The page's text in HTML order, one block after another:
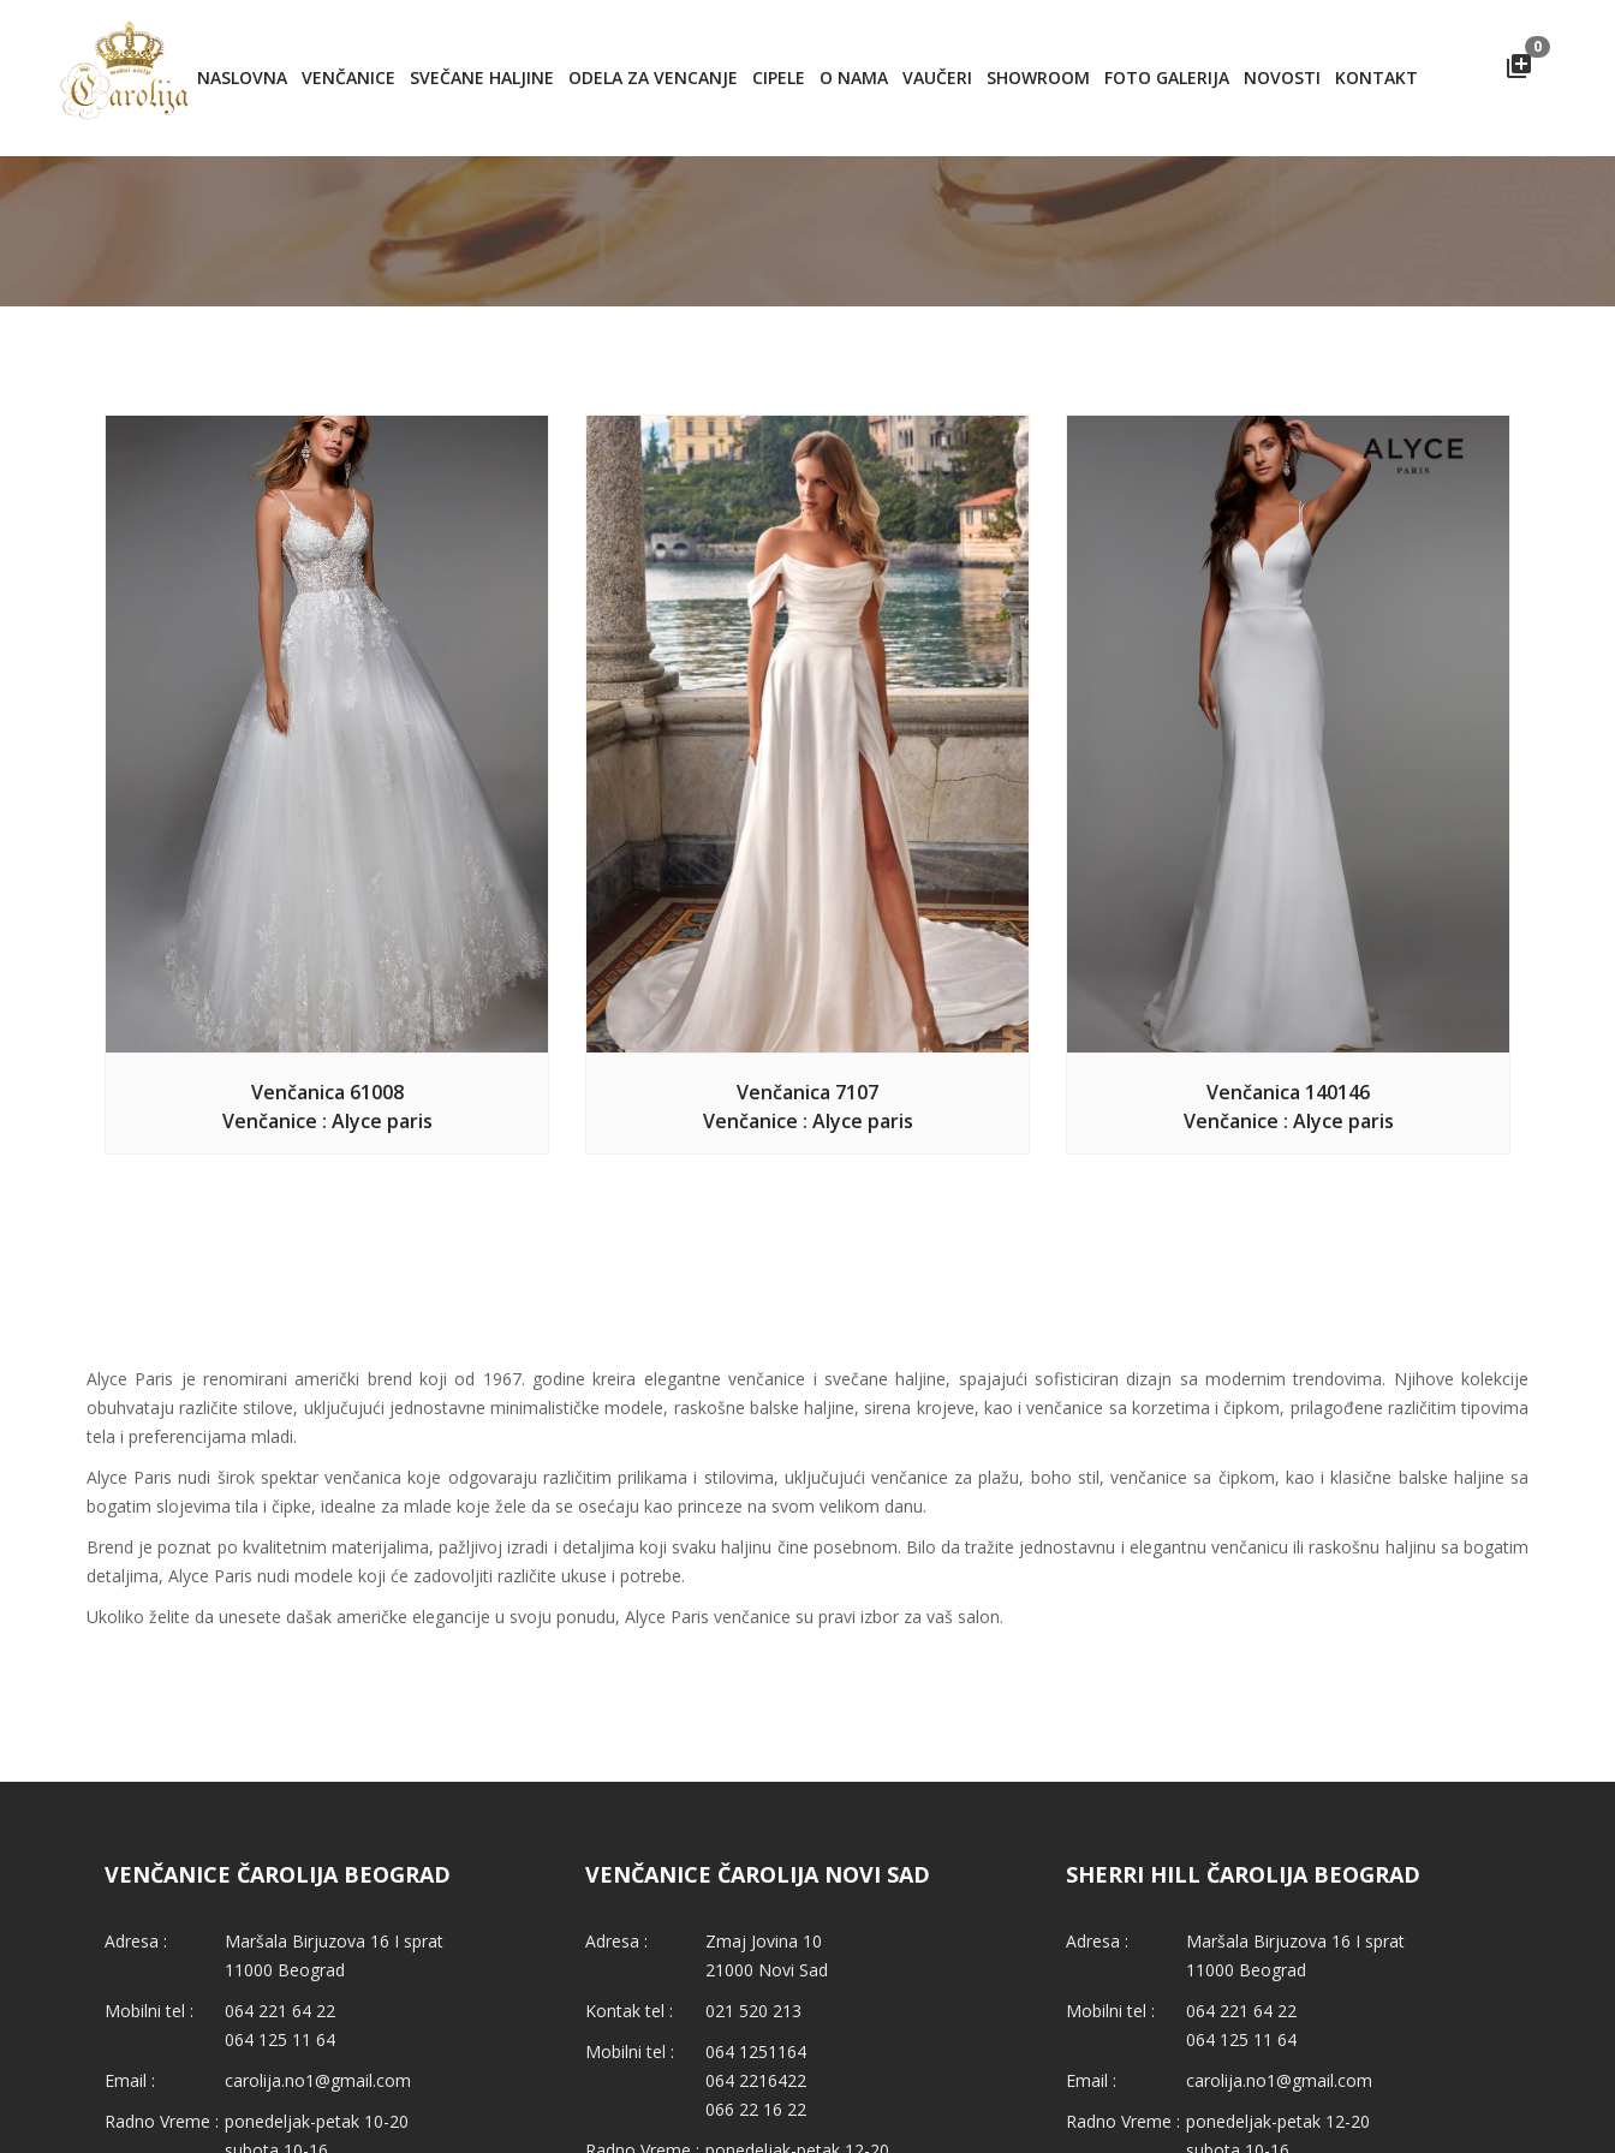
NASLOVNA VENČANICE SVEČANE HALJINE ODELA ZA VENCANJE CIPELE O NAMA VAUČERI SHOWROOM FOTO GALERIJA NOVOSTI KONTAKT
0
Venčanica 61008
Venčanice : Alyce paris
Venčanica 7107
Venčanice : Alyce paris
Venčanica 140146
Venčanice : Alyce paris
Alyce Paris je renomirani američki brend koji od 1967. godine kreira elegantne venčanice i svečane haljine, spajajući sofisticiran dizajn sa modernim trendovima. Njihove kolekcije
obuhvataju različite stilove, uključujući jednostavne minimalističke modele, raskošne balske haljine, sirena krojeve, kao i venčanice sa korzetima i čipkom, prilagođene različitim tipovima
tela i preferencijama mladi.
Alyce Paris nudi širok spektar venčanica koje odgovaraju različitim prilikama i stilovima, uključujući venčanice za plažu, boho stil, venčanice sa čipkom, kao i klasične balske haljine sa
bogatim slojevima tila i čipke, idealne za mlade koje žele da se osećaju kao princeze na svom velikom danu.
Brend je poznat po kvalitetnim materijalima, pažljivoj izradi i detaljima koji svaku haljinu čine posebnom. Bilo da tražite jednostavnu i elegantnu venčanicu ili raskošnu haljinu sa bogatim
detaljima, Alyce Paris nudi modele koji će zadovoljiti različite ukuse i potrebe.
Ukoliko želite da unesete dašak američke elegancije u svoju ponudu, Alyce Paris venčanice su pravi izbor za vaš salon.
VENČANICE ČAROLIJA BEOGRAD
Adresa :
Maršala Birjuzova 16 I sprat
11000 Beograd
Mobilni tel :
064 221 64 22
064 125 11 64
Email :
carolija.no1@gmail.com
Radno Vreme : ponedeljak-petak 10-20
VENČANICE ČAROLIJA NOVI SAD
Adresa :
Zmaj Jovina 10
21000 Novi Sad
Kontak tel :
021 520 213
Mobilni tel :
064 1251164
064 2216422
066 22 16 22
SHERRI HILL ČAROLIJA BEOGRAD
Adresa :
Maršala Birjuzova 16 I sprat
11000 Beograd
Mobilni tel :
064 221 64 22
064 125 11 64
Email :
carolija.no1@gmail.com
Radno Vreme : ponedeljak-petak 12-20